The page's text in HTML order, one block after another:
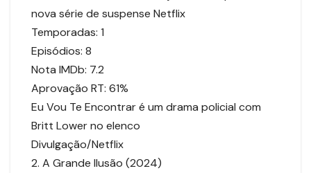
nova série de suspense Netflix
Temporadas: 1
Episódios: 8
Nota IMDb: 7.2
Aprovação RT: 61%
Eu Vou Te Encontrar é um drama policial com
Britt Lower no elenco
Divulgação/Netflix
2. A Grande Ilusão (2024)